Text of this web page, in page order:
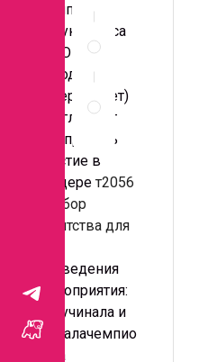
Неценовые
Правила
проведения
Компания
Азбука Вкуса
(ООО
Городской
супермаркет)
приглашает
Вас принять
участие в
тендере т2056
Выбор
агентства для
проведения
мероприятия:
получинала и
финалачемпио
ната